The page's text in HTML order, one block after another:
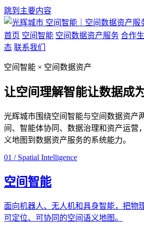
跳到主要内容
空间智能｜空间数据资产服
首页 空间智能 空间数据资产服务 合作
态 联系我们
空间智能 × 空间数据资产
让空间理解智能让数据成
光辉城市围绕空间智能与空间数据资产
间、智能体协同、数据治理和资产运营
义地图到数据资产服务的系统能力。
01 / Spatial Intelligence
空间智能
面向机器人、无人机和具身智能，把物
可定位、可协同的空间语义地图。